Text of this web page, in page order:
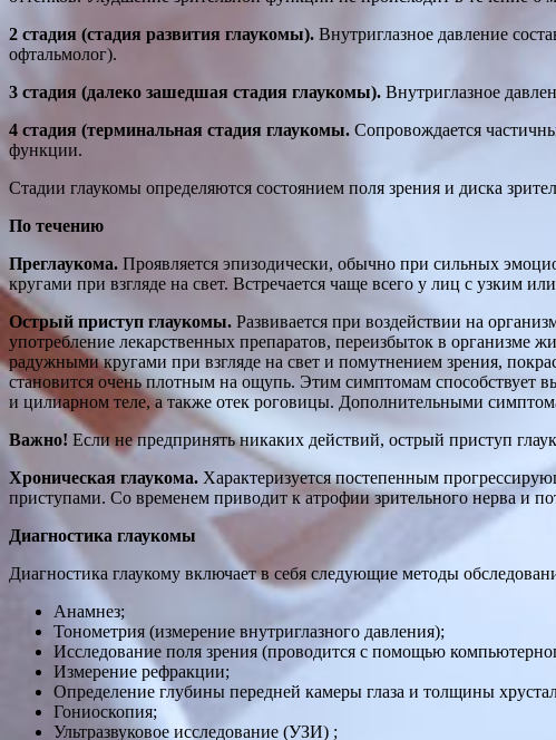
2 стадия (стадия развития глаукомы). Внутриглазное давление
офтальмолог).
3 стадия (далеко зашедшая стадия глаукомы). Внутриглазное
4 стадия (терминальная стадия глаукомы. Сопровождается
функции.
Стадии глаукомы определяются состоянием поля зрения и диска
По течению
Преглаукома. Проявляется эпизодически, обычно при сильных
кругами при взгляде на свет. Встречается чаще всего у лиц с узким
Острый приступ глаукомы. Развивается при воздействии на
употребление лекарственных препаратов, переизбыток в организме
радужными кругами при взгляде на свет и помутнением зрения,
становится очень плотным на ощупь. Этим симптомам способствует
и цилиарном теле, а также отек роговицы. Дополнительными
Важно! Если не предпринять никаких действий, острый приступ
Хроническая глаукома. Характеризуется постепенным
приступами. Со временем приводит к атрофии зрительного нерва и
Диагностика глаукомы
Диагностика глаукому включает в себя следующие методы
Анамнез;
Тонометрия (измерение внутриглазного давления);
Исследование поля зрения (проводится с помощью
Измерение рефракции;
Определение глубины передней камеры глаза и толщины
Гониоскопия;
Ультразвуковое исследование (УЗИ) ;